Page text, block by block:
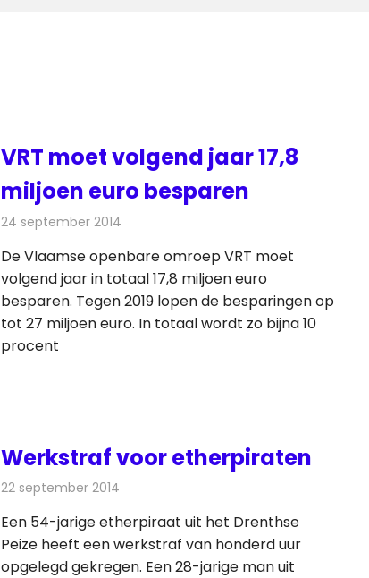
VRT moet volgend jaar 17,8
miljoen euro besparen
24 september 2014
De Vlaamse openbare omroep VRT moet
volgend jaar in totaal 17,8 miljoen euro
besparen. Tegen 2019 lopen de besparingen op
tot 27 miljoen euro. In totaal wordt zo bijna 10
procent
Werkstraf voor etherpiraten
22 september 2014
Een 54-jarige etherpiraat uit het Drenthse
Peize heeft een werkstraf van honderd uur
opgelegd gekregen. Een 28-jarige man uit